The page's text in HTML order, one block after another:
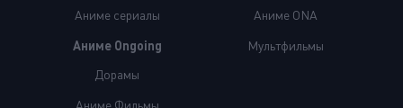
Аниме сериалы
Аниме Ongoing
Аниме ONA
Мультфильмы
Дорамы